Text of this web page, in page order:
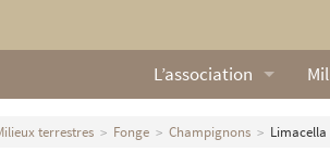
L’association
Qui sommes nous ?
terrestres Fonge Champignons Limacella